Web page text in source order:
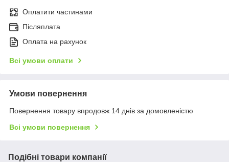
Оплатити частинами
Післяплата
Оплата на рахунок
Всі умови оплати
Умови повернення
Повернення товару впродовж 14 днів за домовленістю
Всі умови повернення
Подібні товари компанії